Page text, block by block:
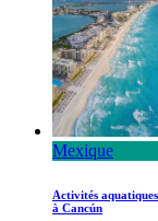
Mexique
Activités
à Cancún